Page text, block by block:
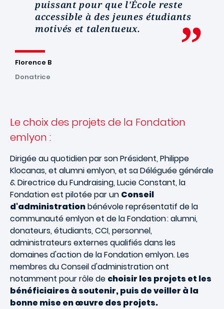
puissant pour que l'École reste
accessible à des jeunes étudiants
motivés et talentueux.
Florence B
Donatrice
Le choix des projets de la Fondation
emlyon :
Dirigée au quotidien par son Président, Philippe
Klocanas, et alumni emlyon, et sa Déléguée générale
& Directrice du Fundraising, Lucie Constant, la
Fondation est pilotée par un Conseil
d'administrationbénévole représentatif de la
communauté emlyon et de la Fondation : alumni,
donateurs, étudiants, CCI, personnel,
administrateurs externes qualifiés dans les
domaines d'action de la Fondation emlyon. Les
membres du Conseil d'administration ont
notamment pour rôle de choisir les projets et les
bénéficiaires à soutenir, puis de veiller à la
bonne mise en œuvre des projets.